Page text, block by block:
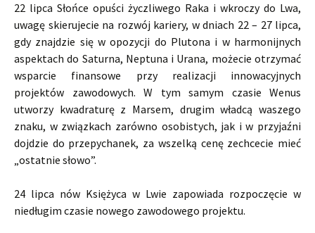
22 lipca Słońce opuści życzliwego Raka i wkroczy do Lwa,
uwagę skierujecie na rozwój kariery, w dniach 22 – 27 lipca,
gdy znajdzie się w opozycji do Plutona i w harmonijnych
aspektach do Saturna, Neptuna i Urana, możecie otrzymać
wsparcie finansowe przy realizacji innowacyjnych
projektów zawodowych. W tym samym czasie Wenus
utworzy kwadraturę z Marsem, drugim władcą waszego
znaku, w związkach zarówno osobistych, jak i w przyjaźni
dojdzie do przepychanek, za wszelką cenę zechcecie mieć
„ostatnie słowo”.
24 lipca nów Księżyca w Lwie zapowiada rozpoczęcie w
niedługim czasie nowego zawodowego projektu.